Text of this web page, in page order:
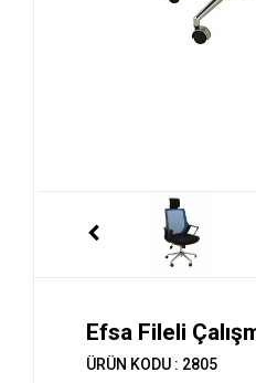
Efsa Fileli
ÜRÜN KODU : 2805